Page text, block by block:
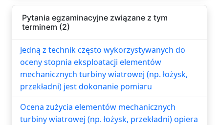
Pytania egzaminacyjne związane z tym
terminem (2)
Jedną z technik często wykorzystywanych do
oceny stopnia eksploatacji elementów
mechanicznych turbiny wiatrowej (np. łożysk,
przekładni) jest dokonanie pomiaru
Ocena zużycia elementów mechanicznych
turbiny wiatrowej (np. łożysk, przekładni) opiera